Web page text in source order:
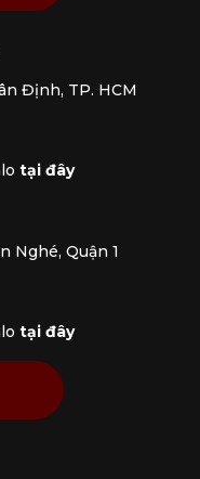
đỏ cherry trong bộ
áp chảo, và
lò nướng.
Định, TP. HCM
tại đây
Nghé, Quận 1
tại đây